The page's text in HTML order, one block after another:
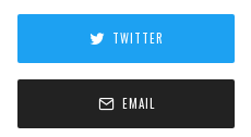
TWITTER
EMAIL